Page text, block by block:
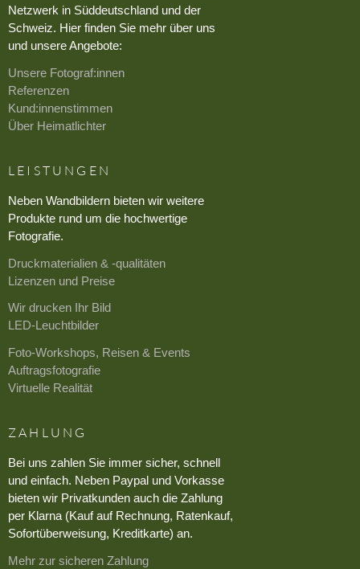
Netzwerk in Süddeutschland und der
Schweiz. Hier finden Sie mehr über uns
und unsere Angebote:
Unsere Fotograf:innen
Referenzen
Kund:innenstimmen
Über Heimatlichter
LEISTUNGEN
Neben Wandbildern bieten wir weitere
Produkte rund um die hochwertige
Fotografie.
Druckmaterialien & -qualitäten
Lizenzen und Preise
Wir drucken Ihr Bild
LED-Leuchtbilder
Foto-Workshops, Reisen & Events
Auftragsfotografie
Virtuelle Realität
ZAHLUNG
Bei uns zahlen Sie immer sicher, schnell
und einfach. Neben Paypal und Vorkasse
bieten wir Privatkunden auch die Zahlung
per Klarna (Kauf auf Rechnung, Ratenkauf,
Sofortüberweisung, Kreditkarte) an.
Mehr zur sicheren Zahlung